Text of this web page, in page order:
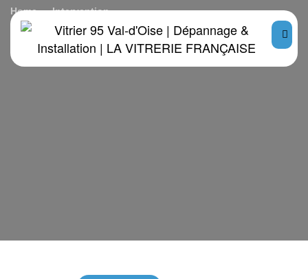
Home
Intervention
Création d’un SAS d’entrée sur mesure en menuiserie bois